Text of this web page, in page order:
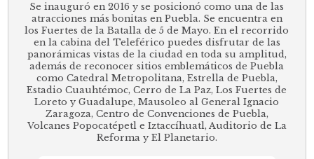
Se inauguró en 2016 y se posicionó como una de las
atracciones más bonitas en Puebla. Se encuentra en
los Fuertes de la Batalla de 5 de Mayo. En el recorrido
en la cabina del Teleférico puedes disfrutar de las
panorámicas vistas de la ciudad en toda su amplitud,
además de reconocer sitios emblemáticos de Puebla
como Catedral Metropolitana, Estrella de Puebla,
Estadio Cuauhtémoc, Cerro de La Paz, Los Fuertes de
Loreto y Guadalupe, Mausoleo al General Ignacio
Zaragoza, Centro de Convenciones de Puebla,
Volcanes Popocatépetl e Iztaccíhuatl, Auditorio de La
Reforma y El Planetario.